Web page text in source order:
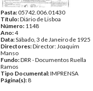
Pasta:05742.006.01430
Título:Diário de Lisboa
Número: 1148
Ano:4
Data:Sábado, 3 de Janeiro de 1925
Directores:Director: Joaquim
Manso
Fundo:DRR - Documentos Ruella
Ramos
Tipo Documental:IMPRENSA
Página(s): 8